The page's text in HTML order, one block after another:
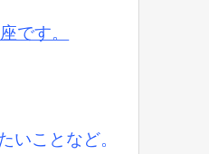
です。
いことなど。